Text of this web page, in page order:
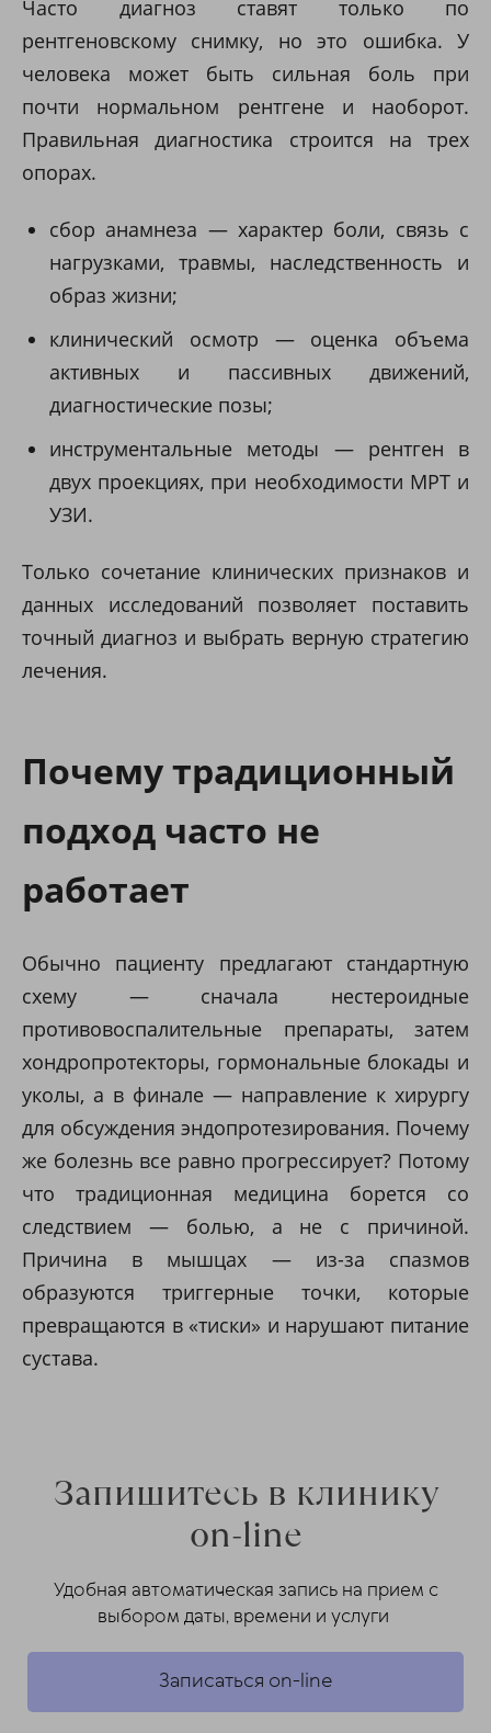
Часто диагноз ставят только по
рентгеновскому снимку, но это ошибка. У
человека может быть сильная боль при
почти нормальном рентгене и наоборот.
Правильная диагностика строится на трех
опорах.
сбор анамнеза — характер боли, связь с
нагрузками, травмы, наследственность и
образ жизни;
клинический осмотр — оценка объема
активных и пассивных движений,
диагностические позы;
инструментальные методы — рентген в
двух проекциях, при необходимости МРТ и
УЗИ.
Только сочетание клинических признаков и
данных исследований позволяет поставить
точный диагноз и выбрать верную стратегию
лечения.
Почему традиционный
подход часто не
работает
Обычно пациенту предлагают стандартную
схему — сначала нестероидные
противовоспалительные препараты, затем
хондропротекторы, гормональные блокады и
уколы, а в финале — направление к хирургу
для обсуждения эндопротезирования. Почему
же болезнь все равно прогрессирует? Потому
что традиционная медицина борется со
следствием — болью, а не с причиной.
Причина в мышцах — из-за спазмов
образуются триггерные точки, которые
превращаются в «тиски» и нарушают питание
сустава.
Запишитесь в клинику
on-line
Удобная автоматическая запись на прием с
выбором даты, времени и услуги
Записаться on-line